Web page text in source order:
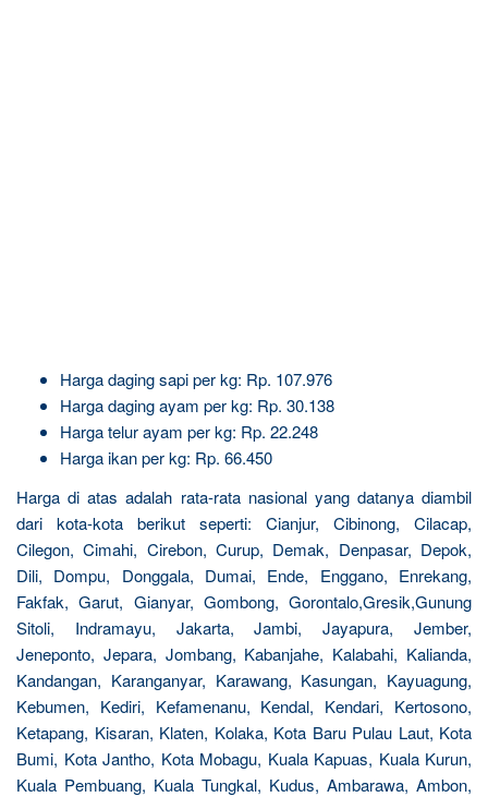
Harga daging sapi per kg: Rp. 107.976
Harga daging ayam per kg: Rp. 30.138
Harga telur ayam per kg: Rp. 22.248
Harga ikan per kg: Rp. 66.450
Harga di atas adalah rata-rata nasional yang datanya diambil
dari kota-kota berikut seperti: Cianjur, Cibinong, Cilacap,
Cilegon, Cimahi, Cirebon, Curup, Demak, Denpasar, Depok,
Dili, Dompu, Donggala, Dumai, Ende, Enggano, Enrekang,
Fakfak, Garut, Gianyar, Gombong, Gorontalo,Gresik,Gunung
Sitoli, Indramayu, Jakarta, Jambi, Jayapura, Jember,
Jeneponto, Jepara, Jombang, Kabanjahe, Kalabahi, Kalianda,
Kandangan, Karanganyar, Karawang, Kasungan, Kayuagung,
Kebumen, Kediri, Kefamenanu, Kendal, Kendari, Kertosono,
Ketapang, Kisaran, Klaten, Kolaka, Kota Baru Pulau Laut, Kota
Bumi, Kota Jantho, Kota Mobagu, Kuala Kapuas, Kuala Kurun,
Kuala Pembuang, Kuala Tungkal, Kudus, Ambarawa, Ambon,